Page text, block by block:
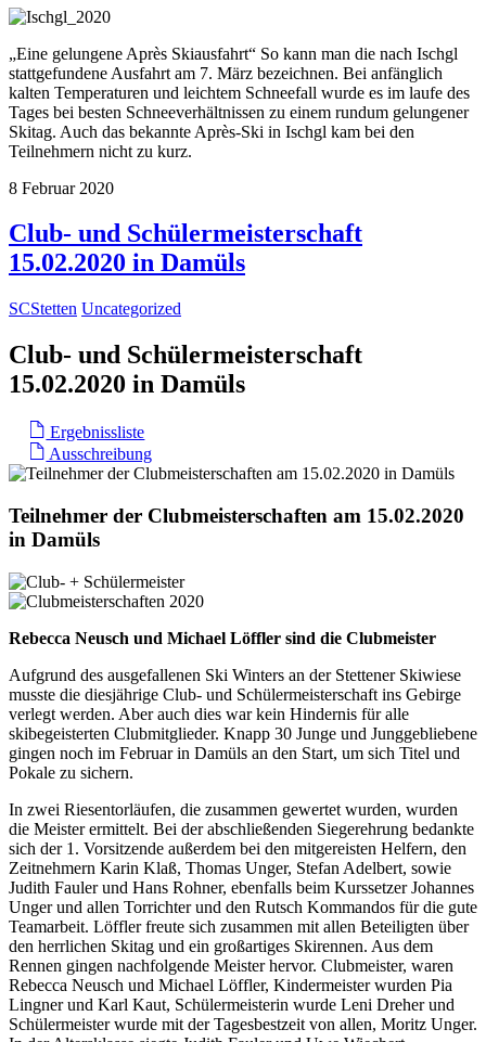
„Eine gelungene Après Skiausfahrt“ So kann man die nach Ischgl
stattgefundene Ausfahrt am 7. März bezeichnen. Bei anfänglich
kalten Temperaturen und leichtem Schneefall wurde es im laufe des
Tages bei besten Schneeverhältnissen zu einem rundum gelungener
Skitag. Auch das bekannte Après-Ski in Ischgl kam bei den
Teilnehmern nicht zu kurz.
8 Februar 2020
Club- und Schülermeisterschaft
15.02.2020 in Damüls
SCStetten Uncategorized
Club- und Schülermeisterschaft
15.02.2020 in Damüls
Ergebnissliste
Ausschreibung
Teilnehmer der Clubmeisterschaften am 15.02.2020
in Damüls
Rebecca Neusch und Michael Löffler sind die Clubmeister
Aufgrund des ausgefallenen Ski Winters an der Stettener Skiwiese
musste die diesjährige Club- und Schülermeisterschaft ins Gebirge
verlegt werden. Aber auch dies war kein Hindernis für alle
skibegeisterten Clubmitglieder. Knapp 30 Junge und Junggebliebene
gingen noch im Februar in Damüls an den Start, um sich Titel und
Pokale zu sichern.
In zwei Riesentorläufen, die zusammen gewertet wurden, wurden
die Meister ermittelt. Bei der abschließenden Siegerehrung bedankte
sich der 1. Vorsitzende außerdem bei den mitgereisten Helfern, den
Zeitnehmern Karin Klaß, Thomas Unger, Stefan Adelbert, sowie
Judith Fauler und Hans Rohner, ebenfalls beim Kurssetzer Johannes
Unger und allen Torrichter und den Rutsch Kommandos für die gute
Teamarbeit. Löffler freute sich zusammen mit allen Beteiligten über
den herrlichen Skitag und ein großartiges Skirennen. Aus dem
Rennen gingen nachfolgende Meister hervor. Clubmeister, waren
Rebecca Neusch und Michael Löffler, Kindermeister wurden Pia
Lingner und Karl Kaut, Schülermeisterin wurde Leni Dreher und
Schülermeister wurde mit der Tagesbestzeit von allen, Moritz Unger.